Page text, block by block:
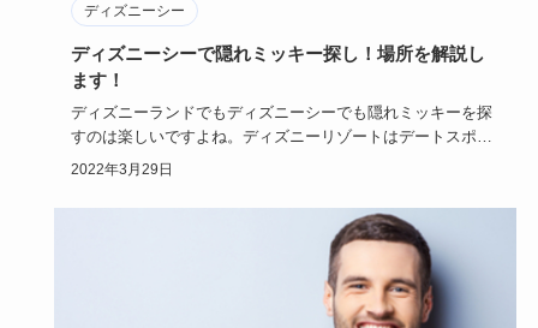
ディズニーシー
ディズニーシーで隠れミッキー探し！場所を解説し
ます！
ディズニーランドでもディズニーシーでも隠れミッキーを探
すのは楽しいですよね。ディズニーリゾートはデートスポッ
トとしても有名…
2022年3月29日